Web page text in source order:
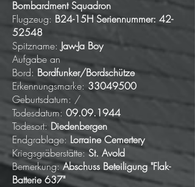
Bombardment Squadron
Flugzeug: B24-15H Seriennummer: 42-
52548
Spitzname: Jaw-Ja Boy
Aufgabe an
Bord: Bordfunker/Bordschütze
Erkennungsmarke: 33049500
Geburtsdatum: /
Todesdatum: 09.09.1944
Todesort: Diedenbergen
Endgrablage: Lorraine Cemertery
Kriegsgräberstätte:St. Avold
Bemerkung:Abschuss Beteiligung "Flak-
Batterie 637"